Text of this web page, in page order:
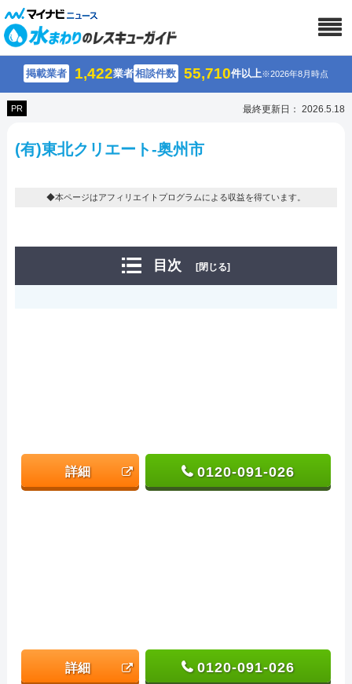
掲載業者 1,422業者相談件数 55,710件以上※2026年8月時点
PR 最終更新日： 2026.5.18
(有)東北クリエート-奥州市
◆本ページはアフィリエイトプログラムによる収益を得ています。
目次 [閉じる]
詳細 0120-091-026
詳細 0120-091-026